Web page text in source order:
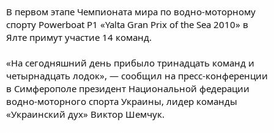
В первом этапе Чемпионата мира по водно-моторному
спорту Powerboat P1 «Yalta Gran Prix of the Sea 2010» в
Ялте примут участие 14 команд.
«На сегодняшний день прибыло тринадцать команд и
четырнадцать лодок», — сообщил на пресс-конференции
в Симферополе президент Национальной федерации
водно-моторного спорта Украины, лидер команды
«Украинский дух» Виктор Шемчук.